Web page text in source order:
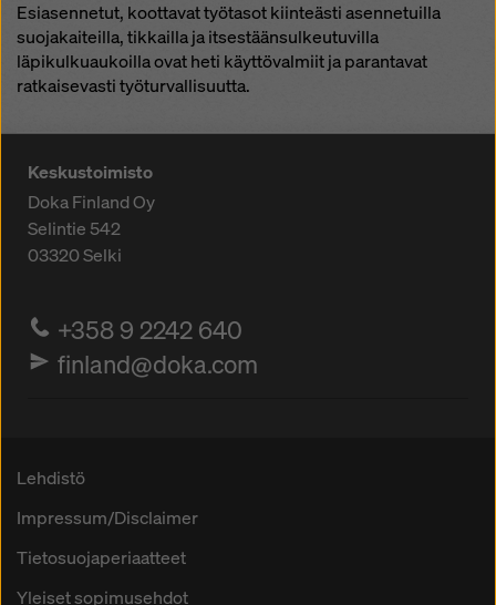
Esiasennetut, koottavat työtasot kiinteästi asennetuilla
suojakaiteilla, tikkailla ja itsestäänsulkeutuvilla
läpikulkuaukoilla ovat heti käyttövalmiit ja parantavat
ratkaisevasti työturvallisuutta.
Keskustoimisto
Doka Finland Oy
Selintie 542
03320Selki
+358 9 2242 640
finland@doka.com
Lehdistö
Impressum/Disclaimer
Tietosuojaperiaatteet
Yleiset sopimusehdot